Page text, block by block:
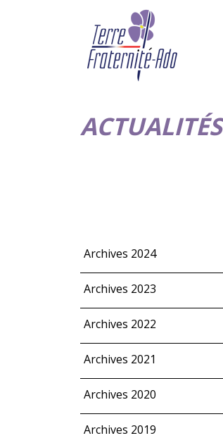
ACTUALITÉS
Archives 2024
Archives 2023
Archives 2022
Archives 2021
Archives 2020
Archives 2019